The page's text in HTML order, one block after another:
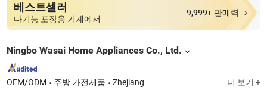
베스트셀러
다기능 포장용 기계에서
9,999+ 판매력
Ningbo Wasai Home Appliances Co., Ltd.
OEM/ODM 주방 가전제품 Zhejiang 더 보기 +